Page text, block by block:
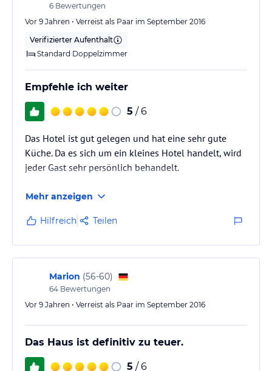
6 Bewertungen
Vor 9 Jahren • Verreist als Paar im September 2016
Verifizierter Aufenthalt
Standard Doppelzimmer
Empfehle ich weiter
5 / 6
Das Hotel ist gut gelegen und hat eine sehr gute
Küche. Da es sich um ein kleines Hotel handelt, wird
jeder Gast sehr persönlich behandelt.
Mehr anzeigen
Hilfreich Teilen
Marion (56-60)
64 Bewertungen
Vor 9 Jahren • Verreist als Paar im September 2016
Das Haus ist definitiv zu teuer.
5 / 6